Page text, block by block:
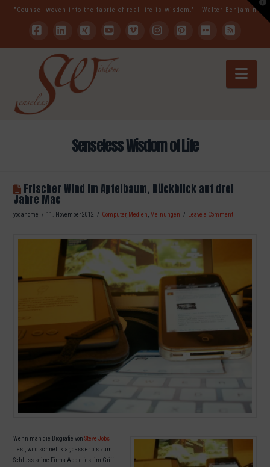
"Counsel woven into the fabric of real life is wisdom." - Walter Benjamin
FacebookLinkedIn
XING YouTubeVimeoInstagramPinterest
FlickrRSS
Senseless Wisdom of Life
Frischer Wind im Apfelbaum, Rückblick auf drei
Jahre Mac
yodahome 11. November 2012 Computer, Medien Meinungen Leave a Comment
Wenn man die Biografie vonSteve Jobs
liest, wird schnell klar, dass er bis zum
Schluss seine Firma Apple fest im Griff